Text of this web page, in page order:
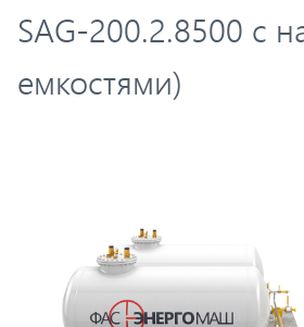
SAG-200.2.8500 с
емкостями)